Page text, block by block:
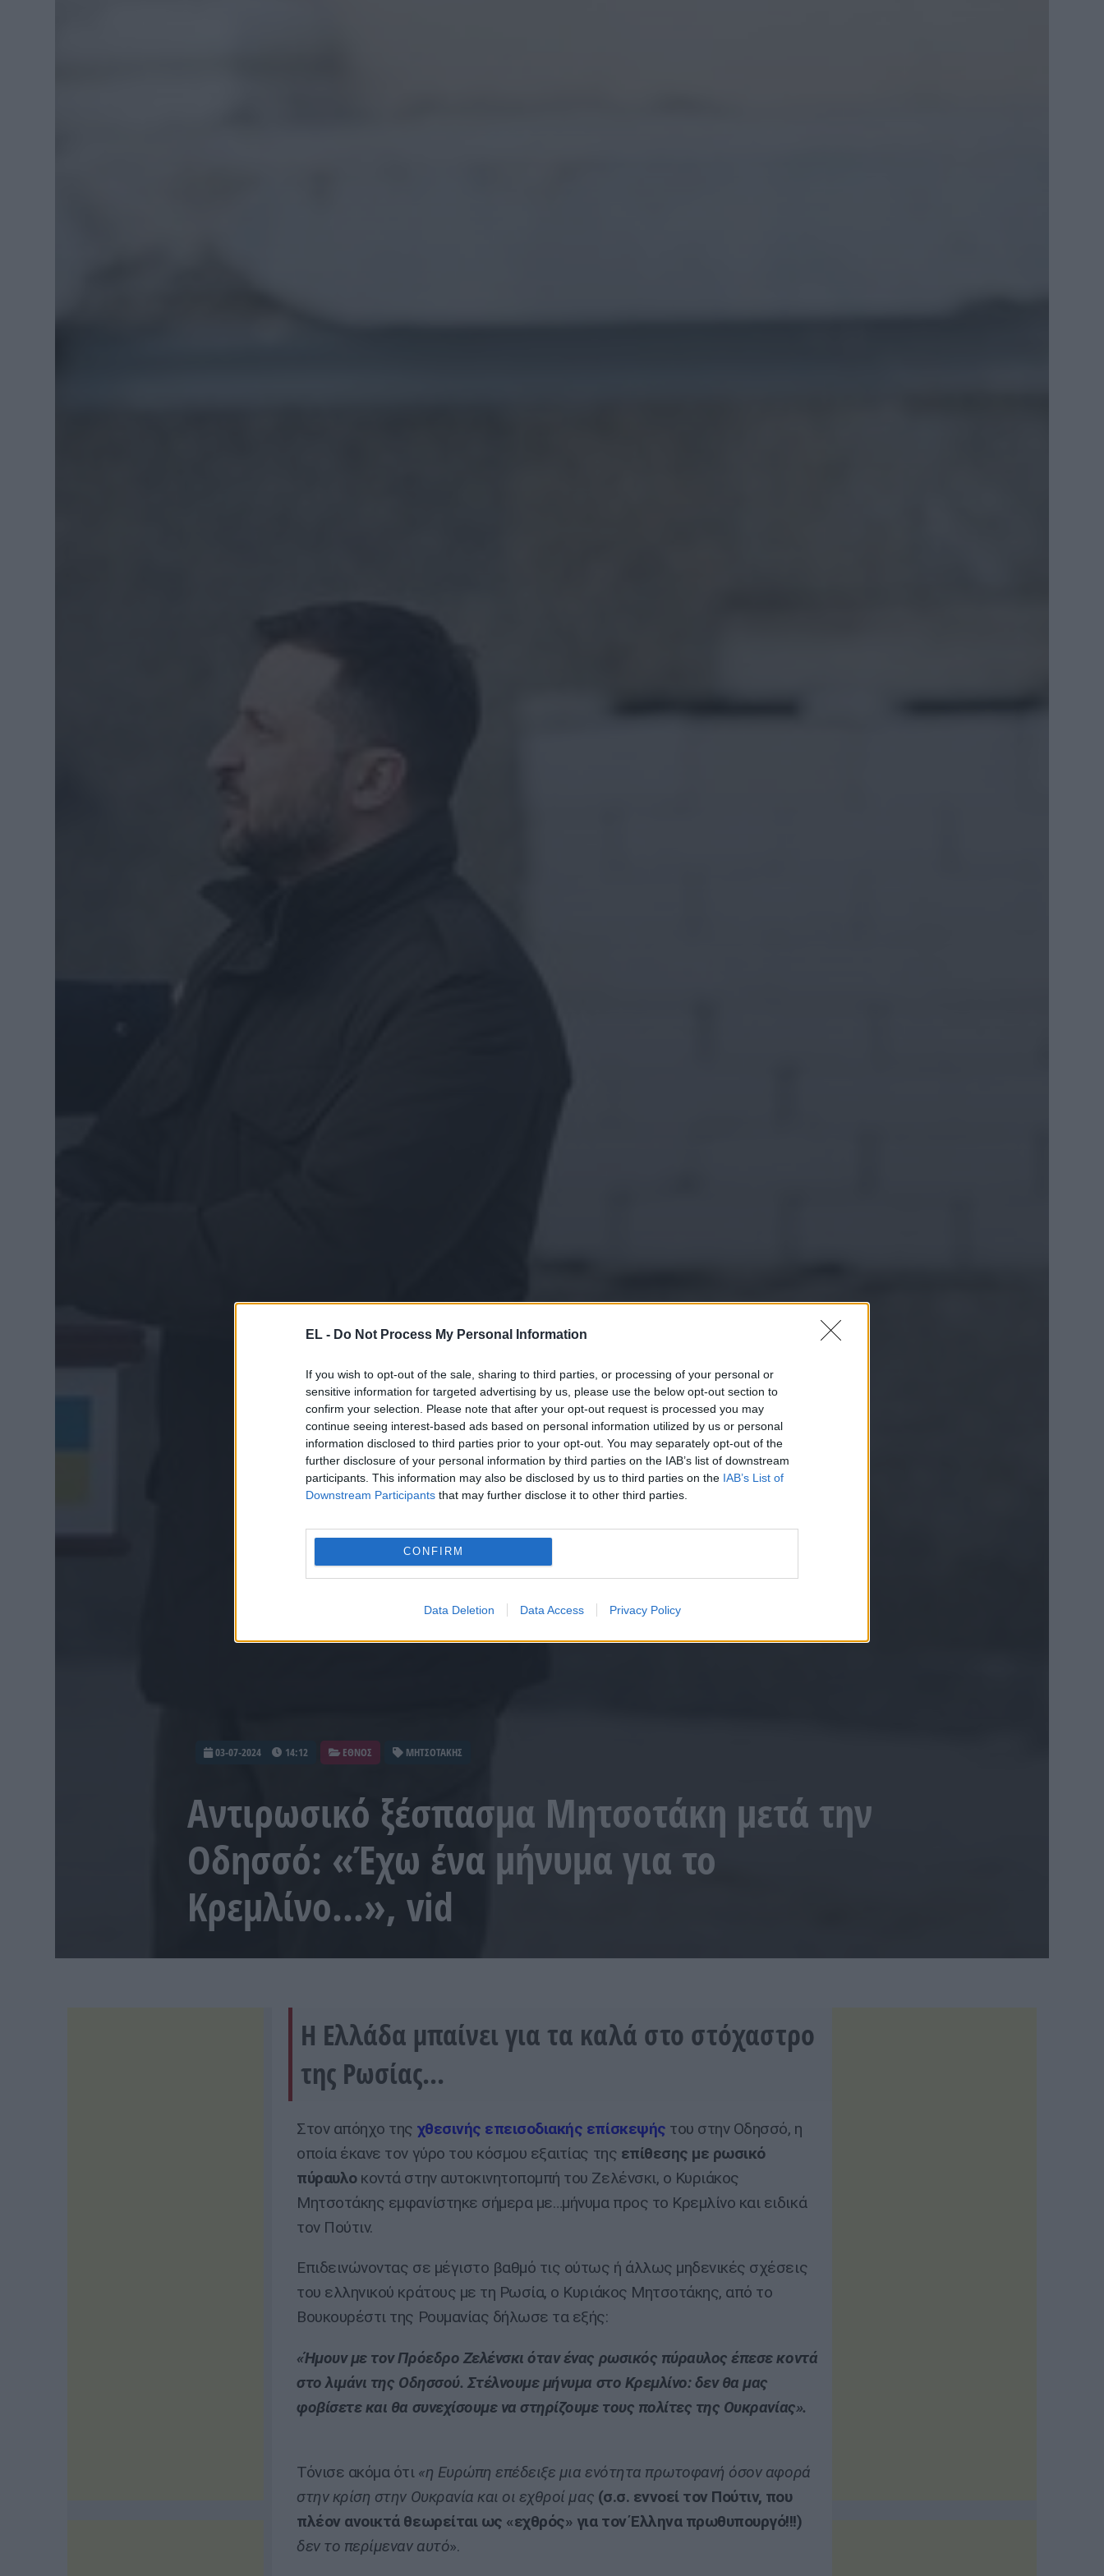
EL - Do Not Process My Personal Information
If you wish to opt-out of the sale, sharing to third parties, or processing of your personal or
sensitive information for targeted advertising by us, please use the below opt-out section to
confirm your selection. Please note that after your opt-out request is processed you may
continue seeing interest-based ads based on personal information utilized by us or personal
information disclosed to third parties prior to your opt-out. You may separately opt-out of the
further disclosure of your personal information by third parties on the IAB’s list of downstream
participants. This information may also be disclosed by us to third parties on the IAB’s List of
Downstream Participants that may further disclose it to other third parties.
CONFIRM
Data Deletion Data Access Privacy Policy
03-07-2024 14:12 ΕΘΝΟΣ ΜΗΤΣΟΤΑΚΗΣ
Αντιρωσικό ξέσπασμα Μητσοτάκη μετά την
Οδησσό: «Έχω ένα μήνυμα για το
Κρεμλίνο…», vid
Η Ελλάδα μπαίνει για τα καλά στο στόχαστρο
της Ρωσίας...
Στον απόηχο της χθεσινής επεισοδιακής επίσκεψής του στην Οδησσό, η
οποία έκανε τον γύρο του κόσμου εξαιτίας της επίθεσης με ρωσικό
πύραυλο κοντά στην αυτοκινητοπομπή του Ζελένσκι, ο Κυριάκος
Μητσοτάκης εμφανίστηκε σήμερα με…μήνυμα προς το Κρεμλίνο και ειδικά
τον Πούτιν.
Επιδεινώνοντας σε μέγιστο βαθμό τις ούτως ή άλλως μηδενικές σχέσεις
του ελληνικού κράτους με τη Ρωσία, ο Κυριάκος Μητσοτάκης, από το
Βουκουρέστι της Ρουμανίας δήλωσε τα εξής:
«Ήμουν με τον Πρόεδρο Ζελένσκι όταν ένας ρωσικός πύραυλος έπεσε κοντά
στο λιμάνι της Οδησσού. Στέλνουμε μήνυμα στο Κρεμλίνο: δεν θα μας
φοβίσετε και θα συνεχίσουμε να στηρίζουμε τους πολίτες της Ουκρανίας».
Τόνισε ακόμα ότι «η Ευρώπη επέδειξε μια ενότητα πρωτοφανή όσον αφορά
στην κρίση στην Ουκρανία και οι εχθροί μας (σ.σ. εννοεί τον Πούτιν, που
πλέον ανοικτά θεωρείται ως «εχθρός» για τον Έλληνα πρωθυπουργό!!!)
δεν το περίμεναν αυτό».